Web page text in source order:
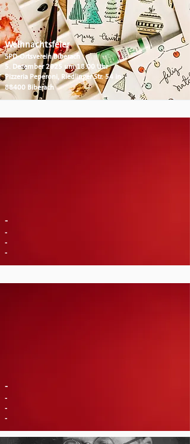
Weihnachtsfeier
SPD-Ortsverein Biberach
5. Dezember 2025 um 18:00 Uhr
Pizzeria Peperoni, Riedlinger Str. 54 in
88400 Biberach
-
-
-
-
-
-
-
-